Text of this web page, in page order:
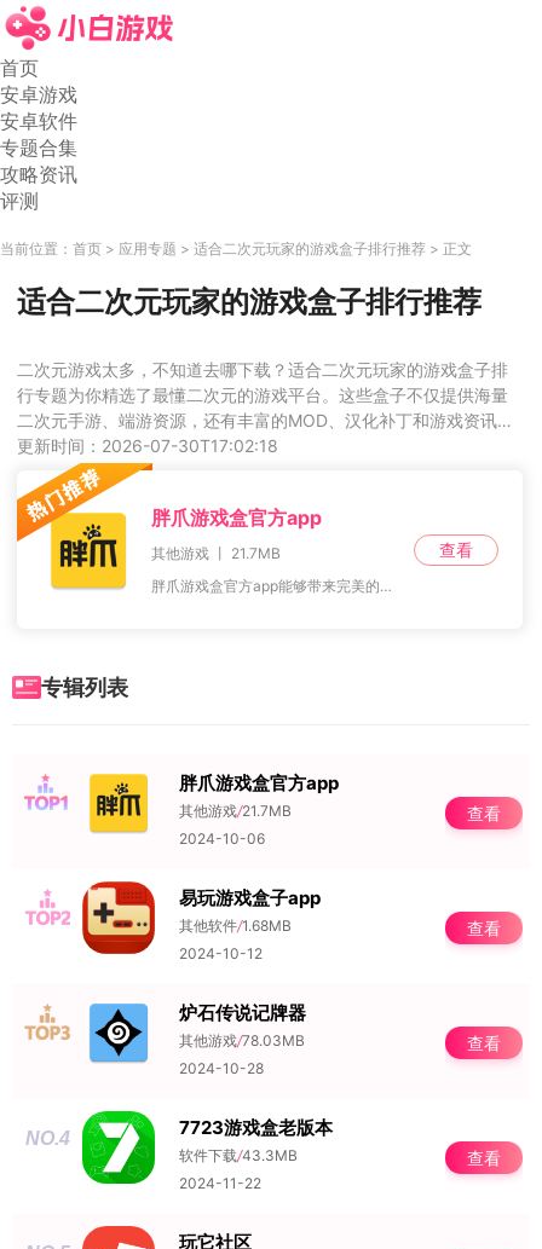
首页
安卓游戏
安卓软件
专题合集
攻略资讯
评测
当前位置： 首页 应用专题 适合二次元玩家的游戏盒子排行推荐 正文
适合二次元玩家的游戏盒子排行推荐
二次元游戏太多，不知道去哪下载？适合二次元玩家的游戏盒子排
行专题为你精选了最懂二次元的游戏平台。这些盒子不仅提供海量
二次元手游、端游资源，还有丰富的MOD、汉化补丁和游戏资讯。
社区氛围浓厚，你可以与同好交流心得，发现更多宝藏游戏。心动
的话就来下载试试看吧！
更新时间：2026-07-30T17:02:18
胖爪游戏盒官方app
其他游戏 丨 21.7MB
胖爪游戏盒官方app能够带来完美的游戏盒子软件，胖爪游戏盒app是一款专为游戏爱好者设计的游戏平台，它汇集了海量优质游戏内容，满足不同玩家的需求。在这里，玩家可
查看
专辑列表
NO.1 胖爪游戏盒官方app
其他游戏/21.7MB
2024-10-06
查看
NO.2 易玩游戏盒子app
其他软件/1.68MB
2024-10-12
查看
NO.3 炉石传说记牌器
其他游戏/78.03MB
2024-10-28
查看
NO.4 7723游戏盒老版本
软件下载/43.3MB
2024-11-22
查看
玩它社区